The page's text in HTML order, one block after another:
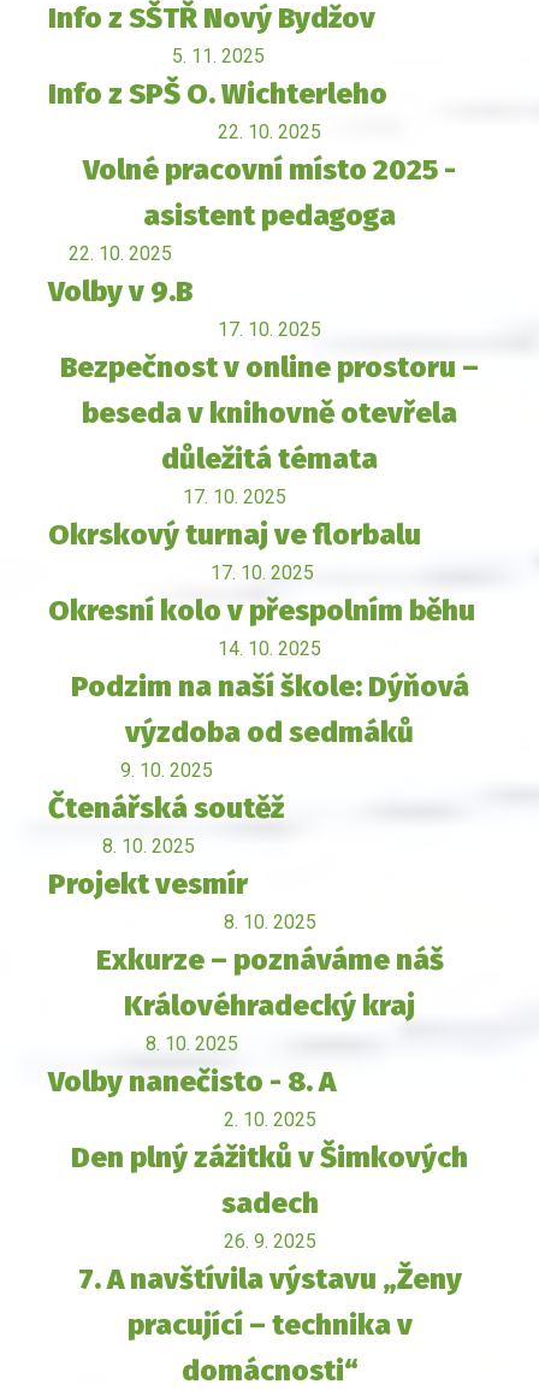
Info z SŠTŘ Nový Bydžov
5. 11. 2025
Info z SPŠ O. Wichterleho
22. 10. 2025
Volné pracovní místo 2025 -
asistent pedagoga
22. 10. 2025
Volby v 9.B
17. 10. 2025
Bezpečnost v online prostoru –
beseda v knihovně otevřela
důležitá témata
17. 10. 2025
Okrskový turnaj ve florbalu
17. 10. 2025
Okresní kolo v přespolním běhu
14. 10. 2025
Podzim na naší škole: Dýňová
výzdoba od sedmáků
9. 10. 2025
Čtenářská soutěž
8. 10. 2025
Projekt vesmír
8. 10. 2025
Exkurze – poznáváme náš
Královéhradecký kraj
8. 10. 2025
Volby nanečisto - 8. A
2. 10. 2025
Den plný zážitků v Šimkových
sadech
26. 9. 2025
7. A navštívila výstavu „Ženy
pracující – technika v
domácnosti“